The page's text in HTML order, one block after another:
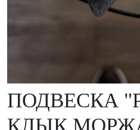
ПОДВЕСКА